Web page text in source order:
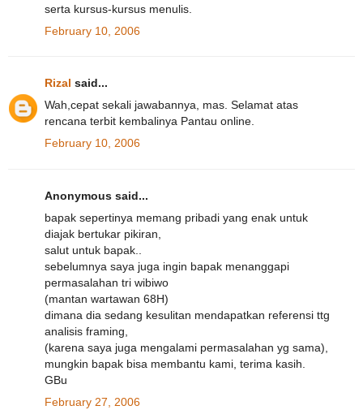
serta kursus-kursus menulis.
February 10, 2006
Rizal said...
Wah,cepat sekali jawabannya, mas. Selamat atas
rencana terbit kembalinya Pantau online.
February 10, 2006
Anonymous said...
bapak sepertinya memang pribadi yang enak untuk
diajak bertukar pikiran,
salut untuk bapak..
sebelumnya saya juga ingin bapak menanggapi
permasalahan tri wibiwo
(mantan wartawan 68H)
dimana dia sedang kesulitan mendapatkan referensi ttg
analisis framing,
(karena saya juga mengalami permasalahan yg sama),
mungkin bapak bisa membantu kami, terima kasih.
GBu
February 27, 2006